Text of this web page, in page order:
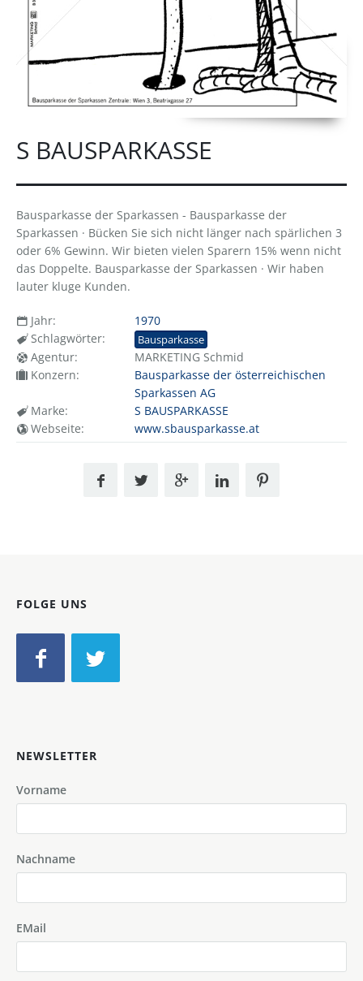
S BAUSPARKASSE
Bausparkasse der Sparkassen - Bausparkasse der
Sparkassen · Bücken Sie sich nicht länger nach spärlichen 3
oder 6% Gewinn. Wir bieten vielen Sparern 15% wenn nicht
das Doppelte. Bausparkasse der Sparkassen · Wir haben
lauter kluge Kunden.
Jahr:
1970
Schlagwörter:
Bausparkasse
Agentur:
MARKETING Schmid
Konzern:
Bausparkasse der österreichischen
Sparkassen AG
Marke:
S BAUSPARKASSE
Webseite:
www.sbausparkasse.at
FOLGE UNS
NEWSLETTER
Vorname
Nachname
EMail